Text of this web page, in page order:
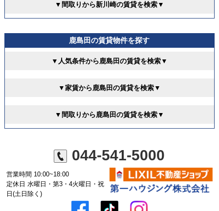
▼間取りから新川崎の賃貸を検索▼
鹿島田の賃貸物件を探す
▼人気条件から鹿島田の賃貸を検索▼
▼家賃から鹿島田の賃貸を検索▼
▼間取りから鹿島田の賃貸を検索▼
044-541-5000
営業時間 10:00~18:00
定休日 水曜日・第3・4火曜日・祝
日(土日除く)